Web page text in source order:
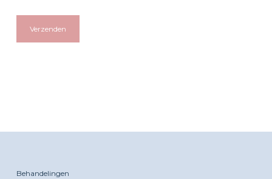
Behandelingen